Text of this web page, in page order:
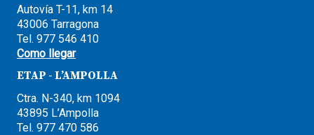
Autovía T-11, km 14
43006 Tarragona
Tel. 977 546 410
Como llegar
ETAP - L’AMPOLLA
Ctra. N-340, km 1094
43895 L’Ampolla
Tel. 977 470 586